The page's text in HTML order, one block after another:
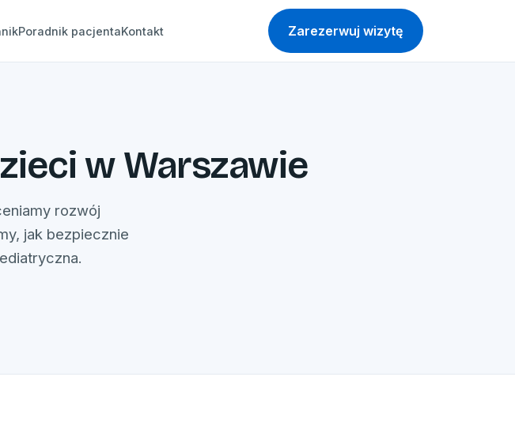
Poradnik pacjentaKontakt Zarezerwuj wizytę
w Warszawie
rozwój
jak bezpiecznie